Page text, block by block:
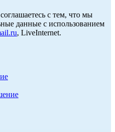
с тем, что мы
данные с использованием
, LiveInternet.